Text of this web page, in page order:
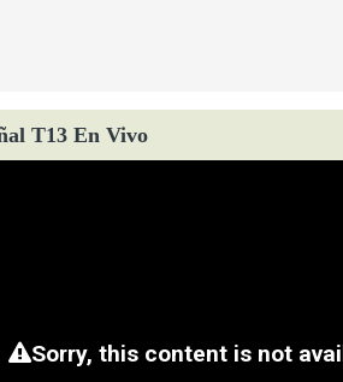
T13 En Vivo